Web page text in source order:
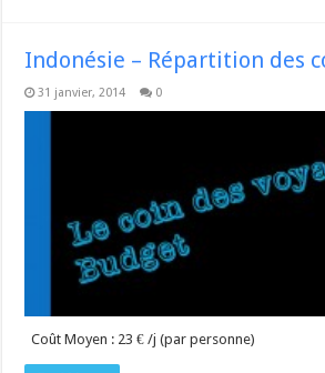
Indonésie – Répartition des
31 janvier, 2014 0
Coût Moyen : 23 € /j (par personne)